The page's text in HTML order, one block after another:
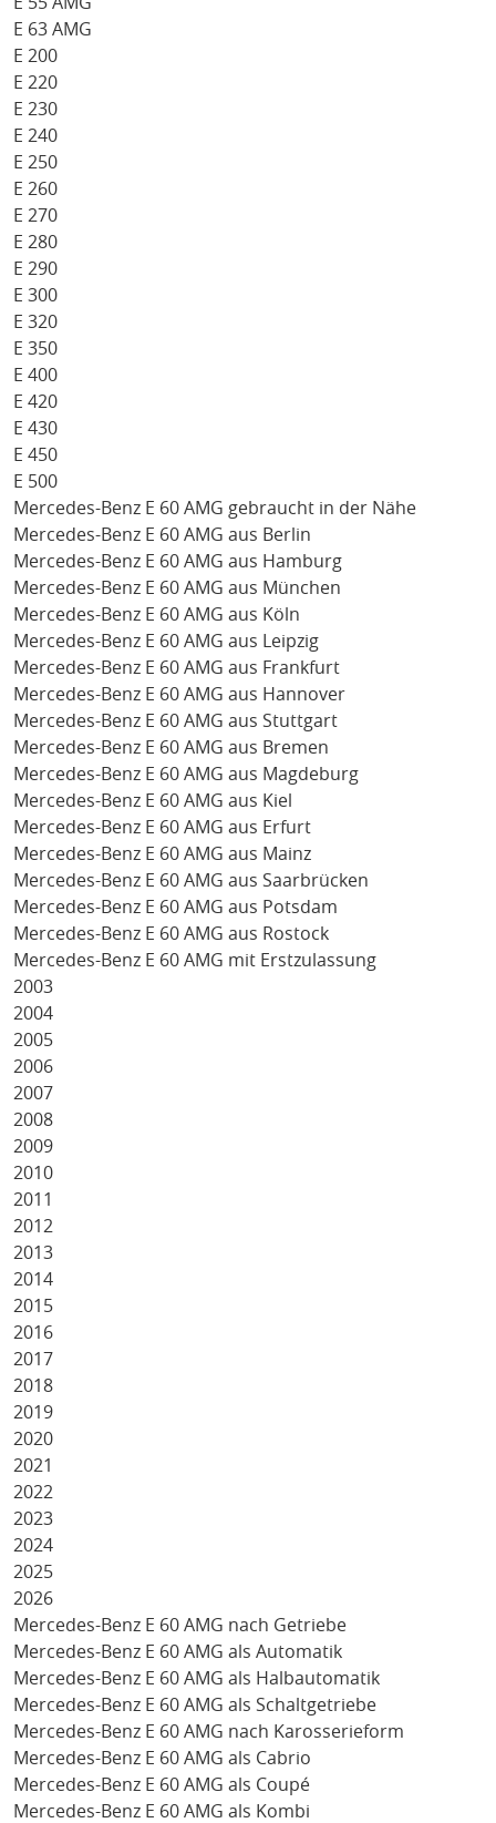
E 63 AMG
E 200
E 220
E 230
E 240
E 250
E 260
E 270
E 280
E 290
E 300
E 320
E 350
E 400
E 420
E 430
E 450
E 500
Mercedes-Benz E 60 AMG gebraucht in der Nähe
Mercedes-Benz E 60 AMG aus Berlin
Mercedes-Benz E 60 AMG aus Hamburg
Mercedes-Benz E 60 AMG aus München
Mercedes-Benz E 60 AMG aus Köln
Mercedes-Benz E 60 AMG aus Leipzig
Mercedes-Benz E 60 AMG aus Frankfurt
Mercedes-Benz E 60 AMG aus Hannover
Mercedes-Benz E 60 AMG aus Stuttgart
Mercedes-Benz E 60 AMG aus Bremen
Mercedes-Benz E 60 AMG aus Magdeburg
Mercedes-Benz E 60 AMG aus Kiel
Mercedes-Benz E 60 AMG aus Erfurt
Mercedes-Benz E 60 AMG aus Mainz
Mercedes-Benz E 60 AMG aus Saarbrücken
Mercedes-Benz E 60 AMG aus Potsdam
Mercedes-Benz E 60 AMG aus Rostock
Mercedes-Benz E 60 AMG mit Erstzulassung
2003
2004
2005
2006
2007
2008
2009
2010
2011
2012
2013
2014
2015
2016
2017
2018
2019
2020
2021
2022
2023
2024
2025
2026
Mercedes-Benz E 60 AMG nach Getriebe
Mercedes-Benz E 60 AMG als Automatik
Mercedes-Benz E 60 AMG als Halbautomatik
Mercedes-Benz E 60 AMG als Schaltgetriebe
Mercedes-Benz E 60 AMG nach Karosserieform
Mercedes-Benz E 60 AMG als Cabrio
Mercedes-Benz E 60 AMG als Coupé
Mercedes-Benz E 60 AMG als Kombi